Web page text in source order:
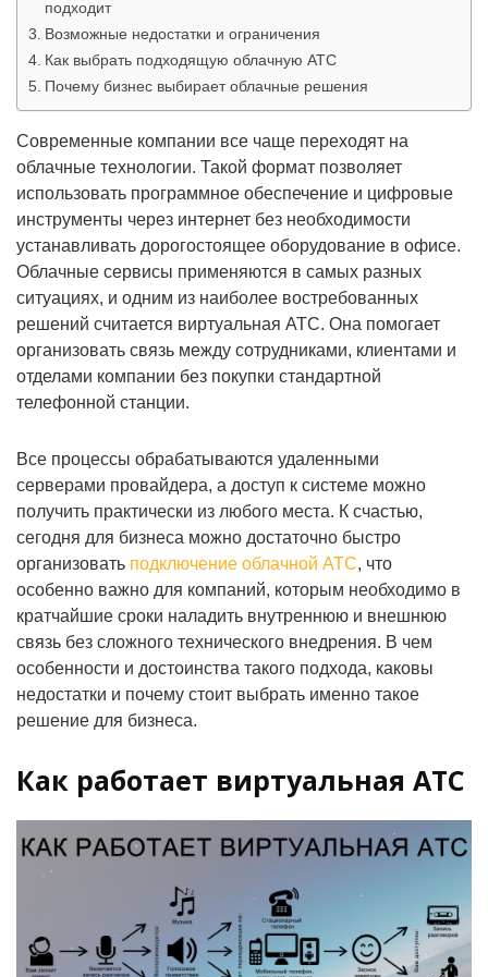
подходит
Возможные недостатки и ограничения
Как выбрать подходящую облачную АТС
Почему бизнес выбирает облачные решения
Современные компании все чаще переходят на
облачные технологии. Такой формат позволяет
использовать программное обеспечение и цифровые
инструменты через интернет без необходимости
устанавливать дорогостоящее оборудование в офисе.
Облачные сервисы применяются в самых разных
ситуациях, и одним из наиболее востребованных
решений считается виртуальная АТС. Она помогает
организовать связь между сотрудниками, клиентами и
отделами компании без покупки стандартной
телефонной станции.
Все процессы обрабатываются удаленными
серверами провайдера, а доступ к системе можно
получить практически из любого места. К счастью,
сегодня для бизнеса можно достаточно быстро
организовать подключение облачной АТС, что
особенно важно для компаний, которым необходимо в
кратчайшие сроки наладить внутреннюю и внешнюю
связь без сложного технического внедрения. В чем
особенности и достоинства такого подхода, каковы
недостатки и почему стоит выбрать именно такое
решение для бизнеса.
Как работает виртуальная АТС